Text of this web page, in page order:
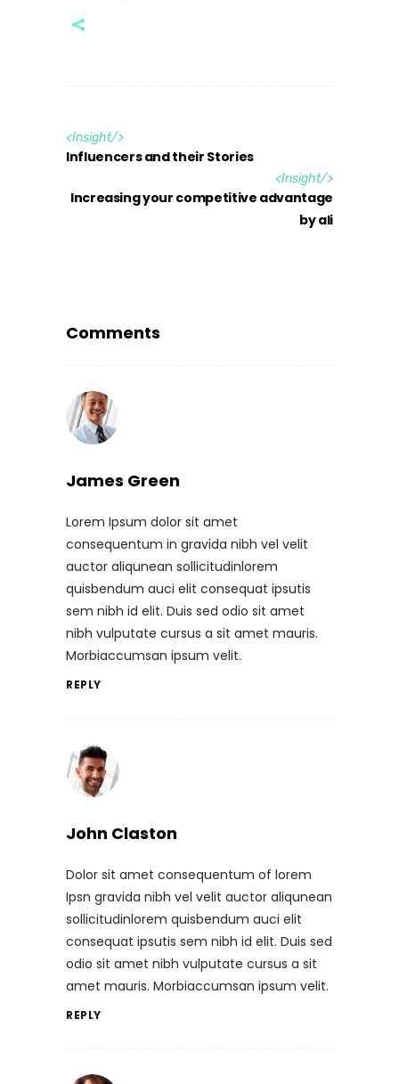
<Insight/>
Influencers and their Stories
<Insight/>
Increasing your competitive advantage
by ali
Comments
James Green
Lorem Ipsum dolor sit amet
consequentum in gravida nibh vel velit
auctor aliqunean sollicitudinlorem
quisbendum auci elit consequat ipsutis
sem nibh id elit. Duis sed odio sit amet
nibh vulputate cursus a sit amet mauris.
Morbiaccumsan ipsum velit.
REPLY
John Claston
Dolor sit amet consequentum of lorem
Ipsn gravida nibh vel velit auctor aliqunean
sollicitudinlorem quisbendum auci elit
consequat ipsutis sem nibh id elit. Duis sed
odio sit amet nibh vulputate cursus a sit
amet mauris. Morbiaccumsan ipsum velit.
REPLY